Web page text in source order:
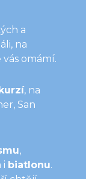
a
na
omámí.
, na
San
,
i biatlonu.